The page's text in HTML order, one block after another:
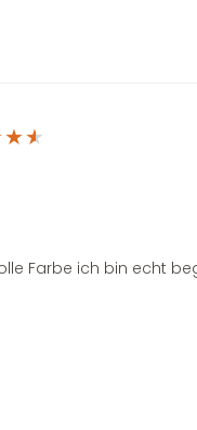
Farbe ich bin echt